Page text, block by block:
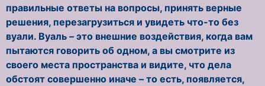
правильные ответы на вопросы, принять верные
решения, перезагрузиться и увидеть что-то без
вуали. Вуаль – это внешние воздействия, когда вам
пытаются говорить об одном, а вы смотрите из
своего места пространства и видите, что дела
обстоят совершенно иначе – то есть, появляется,